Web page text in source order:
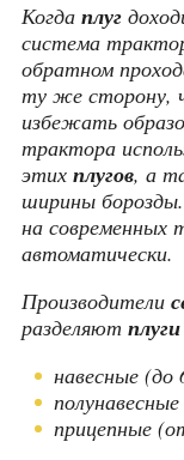
Когда плуг
система
обратном
ту же сторону,
избежать
трактора
этих плугов, а
ширины
на современных
автоматически.
Производители
разделяют плуги
навесные (до
прицепные